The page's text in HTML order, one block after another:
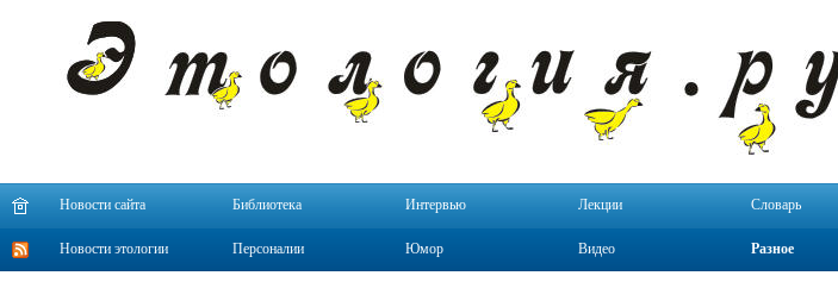
Новости сайта Библиотека Интервью Лекции Словарь
Новости этологии Персоналии Юмор Видео Разное